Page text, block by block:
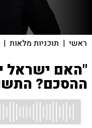
ראשי | תוכניות מלאות |
"האם ישראל
ההסכם?